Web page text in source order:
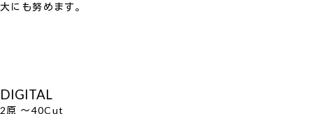
大にも努めます。
DIGITAL
2原 ～40Cut